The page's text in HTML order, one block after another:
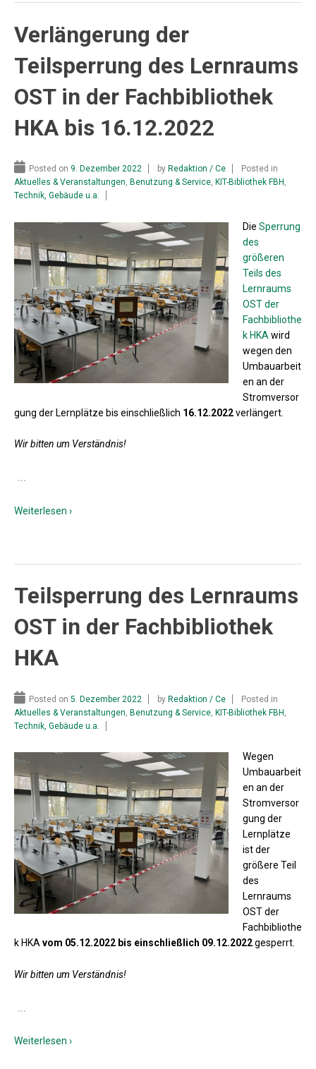
Verlängerung der
Teilsperrung des Lernraums
OST in der Fachbibliothek
HKA bis 16.12.2022
Posted on 9. Dezember 2022 by Redaktion / Ce
Posted in
Aktuelles & Veranstaltungen, Benutzung & Service, KIT-Bibliothek FBH ,
Technik, Gebäude u.a.
Die Sperrung
des
größeren
Teils des
Lernraums
OST der
Fachbibliothe
k HKA wird
wegen den
Umbauarbeit
en an der
Stromversor
gung der Lernplätze bis einschließlich 16.12.2022verlängert.
Wir bitten um Verständnis!
…
Weiterlesen ›
Teilsperrung des Lernraums
OST in der Fachbibliothek
HKA
Posted on 5. Dezember 2022 by Redaktion / Ce
Posted in
Aktuelles & Veranstaltungen, Benutzung & Service, KIT-Bibliothek FBH,
Technik, Gebäude u.a.
Wegen
Umbauarbeit
en an der
Stromversor
gung der
Lernplätze
ist der
größere Teil
des
Lernraums
OST der
Fachbibliothe
k HKAvom 05.12.2022 bis einschließlich 09.12.2022gesperrt.
Wir bitten um Verständnis!
…
Weiterlesen ›